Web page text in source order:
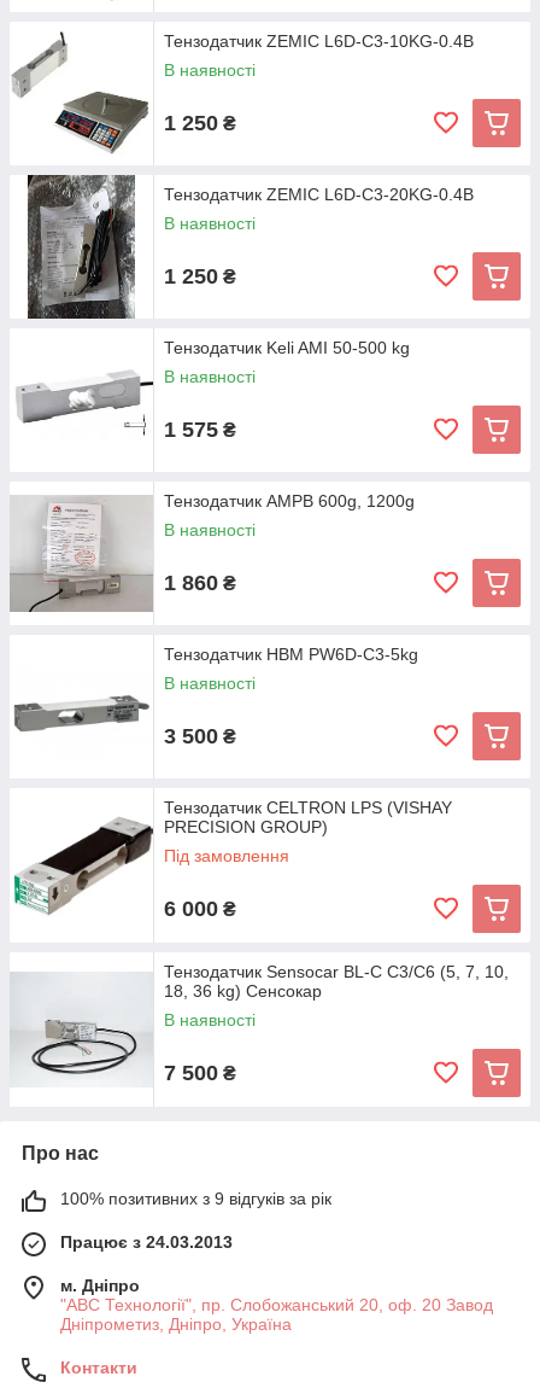
Тензодатчик ZEMIC L6D-C3-10KG-0.4B
В наявності
1 250 ₴
Тензодатчик ZEMIC L6D-C3-20KG-0.4B
В наявності
1 250 ₴
Тензодатчик Keli AMI 50-500 kg
В наявності
1 575 ₴
Тензодатчик AMPB 600g, 1200g
В наявності
1 860 ₴
Тензодатчик HBM PW6D-C3-5kg
В наявності
3 500 ₴
Тензодатчик CELTRON LPS (VISHAY
PRECISION GROUP)
Під замовлення
6 000 ₴
Тензодатчик Sensocar BL-C C3/C6 (5, 7, 10,
18, 36 kg) Cенсокар
В наявності
7 500 ₴
Про нас
100% позитивних з 9 відгуків за рік
Працює з 24.03.2013
м. Дніпро
"АВС Технології", пр. Слобожанський 20, оф. 20 Завод
Дніпрометиз, Дніпро, Україна
Контакти